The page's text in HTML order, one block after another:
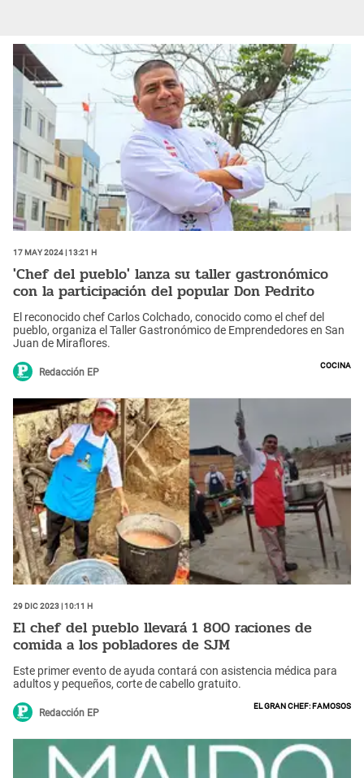
17 May 2024 | 13:21 h
'Chef del pueblo' lanza su taller gastronómico
con la participación del popular Don Pedrito
El reconocido chef Carlos Colchado, conocido como el chef del
pueblo, organiza el Taller Gastronómico de Emprendedores en San
Juan de Miraflores.
Redacción EP
Cocina
29 Dic 2023 | 10:11 h
El chef del pueblo llevará 1 800 raciones de
comida a los pobladores de SJM
Este primer evento de ayuda contará con asistencia médica para
adultos y pequeños, corte de cabello gratuito.
Redacción EP
El Gran Chef: Famosos